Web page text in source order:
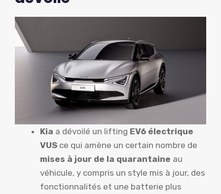
Kia a dévoilé un lifting EV6 électrique
VUS ce qui amène un certain nombre de
mises à jour de la quarantaine au
véhicule, y compris un style mis à jour, des
fonctionnalités et une batterie plus